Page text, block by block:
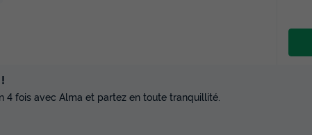
4 fois avec Alma et partez en toute tranquillité.